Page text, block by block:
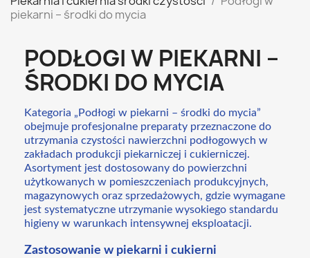
piekarni – środki do mycia
PODŁOGI W PIEKARNI –
ŚRODKI DO MYCIA
Kategoria „Podłogi w piekarni – środki do mycia”
obejmuje profesjonalne preparaty przeznaczone do
utrzymania czystości nawierzchni podłogowych w
zakładach produkcji piekarniczej i cukierniczej.
Asortyment jest dostosowany do powierzchni
użytkowanych w pomieszczeniach produkcyjnych,
magazynowych oraz sprzedażowych, gdzie wymagane
jest systematyczne utrzymanie wysokiego standardu
higieny w warunkach intensywnej eksploatacji.
Zastosowanie w piekarni i cukierni